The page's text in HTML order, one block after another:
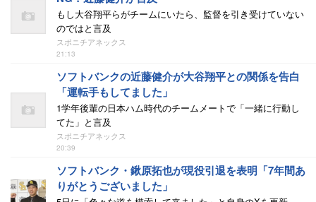
もし大谷翔平らがチームにいたら、監督を引き受けていない
のではと言及
スポニチアネックス
21:13
ソフトバンクの近藤健介が大谷翔平との関係を告白
「運転手もしてました」
1学年後輩の日本ハム時代のチームメートで「一緒に行動し
てた」と言及
スポニチアネックス
20:39
ソフトバンク・鍬原拓也が現役引退を表明「7年間あ
りがとうございました」